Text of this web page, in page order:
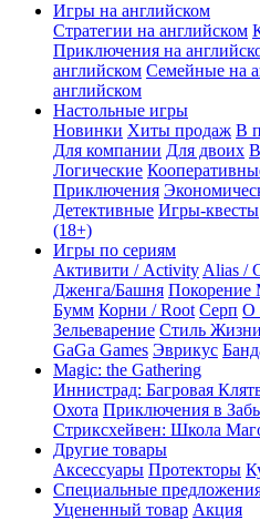
Игры на английском
Стратегии на английском
Приключения на
английском Семейные на
английском
Настольные игры
Новинки Хиты продаж В
Для компании Для двоих
Логические
Приключения
Детективные Игры-квесты
(18+)
Игры по сериям
Активити / Activity Alias /
Дженга/Башня Покорение
Бумм Корни / Root Серп О
Зельеварение Стиль Жизни
GaGa Games Эврикус
Magic: the Gathering
Иннистрад: Багровая
Охота Приключения в
Стриксхейвен: Школа
Другие товары
Аксессуары Протекторы
Специальные
Уцененный товар Акция